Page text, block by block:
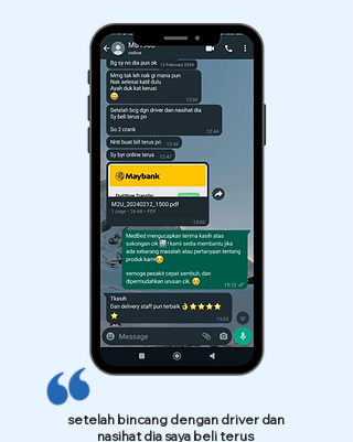
setelah bincang dengan driver dan
nasihat dia saya beli terus